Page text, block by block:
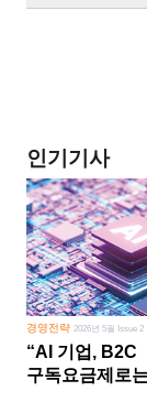
인기기사
경영전략 2026년 5월 Issue 2
“AI 기업, B2C
구독요금제로